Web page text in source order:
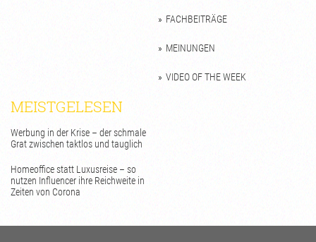
FACHBEITRÄGE
MEINUNGEN
VIDEO OF THE WEEK
MEISTGELESEN
Werbung in der Krise – der schmale
Grat zwischen taktlos und tauglich
Homeoffice statt Luxusreise – so
nutzen Influencer ihre Reichweite in
Zeiten von Corona